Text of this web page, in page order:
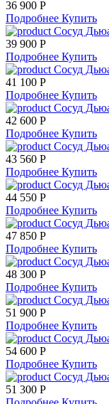
36 900 Р
Подробнее Купить
Сосуд
39 900 Р
Подробнее Купить
Сосуд
41 100 Р
Подробнее Купить
Сосуд
42 600 Р
Подробнее Купить
Сосуд
43 560 Р
Подробнее Купить
Сосуд
44 550 Р
Подробнее Купить
Сосуд
47 850 Р
Подробнее Купить
Сосуд
48 300 Р
Подробнее Купить
Сосуд
51 900 Р
Подробнее Купить
Сосуд
54 600 Р
Подробнее Купить
Сосуд
51 300 Р